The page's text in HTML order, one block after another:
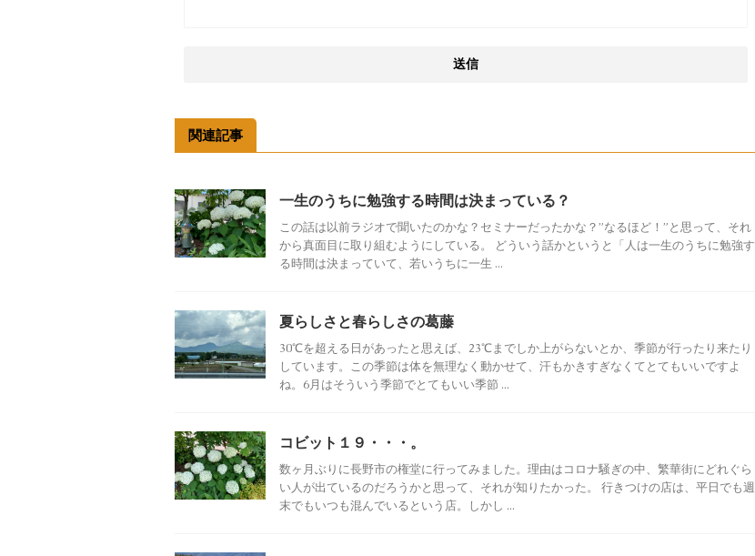
関連記事
一生のうちに勉強する時間は決まっている？
この話は以前ラジオで聞いたのかな？セミナーだったかな？”なるほど！”と思って、それ
から真面目に取り組むようにしている。 どういう話かというと「人は一生のうちに勉強す
る時間は決まっていて、若いうちに一生 ...
夏らしさと春らしさの葛藤
30℃を超える日があったと思えば、23℃までしか上がらないとか、季節が行ったり来たり
しています。この季節は体を無理なく動かせて、汗もかきすぎなくてとてもいいですよ
ね。6月はそういう季節でとてもいい季節 ...
コビット１９・・・。
数ヶ月ぶりに長野市の権堂に行ってみました。理由はコロナ騒ぎの中、繁華街にどれぐら
い人が出ているのだろうかと思って、それが知りたかった。 行きつけの店は、平日でも週
末でもいつも混んでいるという店。しかし ...